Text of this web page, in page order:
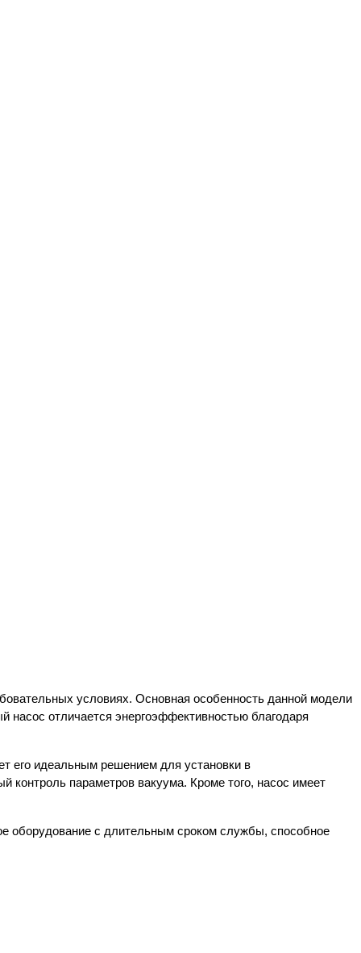
условиях. Основная особенность данной модели
насос отличается энергоэффективностью благодаря
его идеальным решением для установки в
контроль параметров вакуума. Кроме того, насос имеет
оборудование с длительным сроком службы, способное